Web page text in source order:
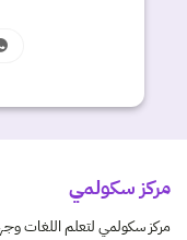
مركز سكولمي
مركز سكولمي لتعلم اللغات